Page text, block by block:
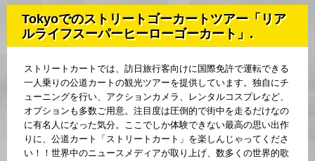
Tokyoでのストリートゴーカートツアー「リア
ルライフスーパーヒーローゴーカート」.
ストリートカートでは、訪日旅行客向けに国際免許で運転できる
一人乗りの公道カートの観光ツアーを提供しています。独自にチ
ューニングを行い、アクションカメラ、レンタルコスプレなど、
オプションも多数ご用意。注目度は圧倒的で街中を走るだけなの
に有名人になった気分。ここでしか体験できない最高の思い出作
りに、公道カート「ストリートカート」を楽しんじゃってくださ
い！！世界中のニュースメディアが取り上げ、数多くの世界的歌